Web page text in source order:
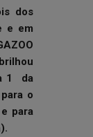
dos
e em
1 da
o
para